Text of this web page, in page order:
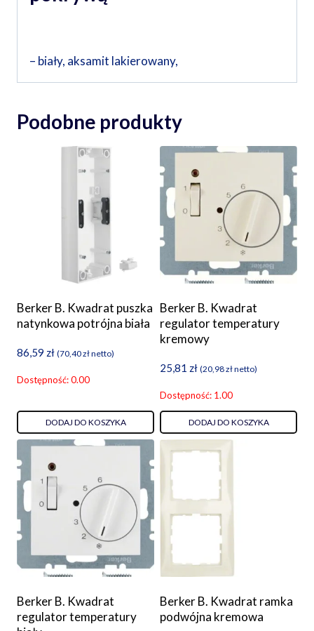
– biały, aksamit lakierowany,
Podobne produkty
Berker B. Kwadrat puszka
natynkowa potrójna biała
86,59 zł (70,40złnetto)
Dostępność: 0.00
DODAJ DO KOSZYKA
Berker B. Kwadrat
regulator temperatury
kremowy
25,81 zł (20,98złnetto)
Dostępność: 1.00
DODAJ DO KOSZYKA
Berker B. Kwadrat
regulator temperatury
Berker B. Kwadrat ramka
podwójna kremowa